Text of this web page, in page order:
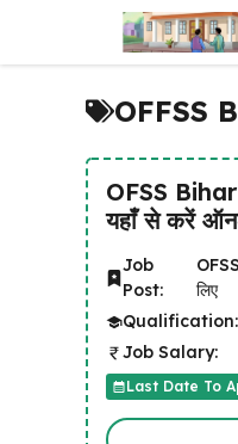
content
OFFSS
OFSS
यहाँ से करें
Job
Post:
लिए
Qualification:
Job Salary:
Last Date To